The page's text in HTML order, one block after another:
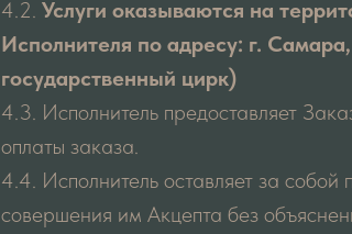
4.2. Услуги оказываются на
Исполнителя по адресу: г.
государственный цирк)
4.3. Исполнитель предоставляет
оплаты заказа.
4.4. Исполнитель оставляет за собой
совершения им Акцепта без